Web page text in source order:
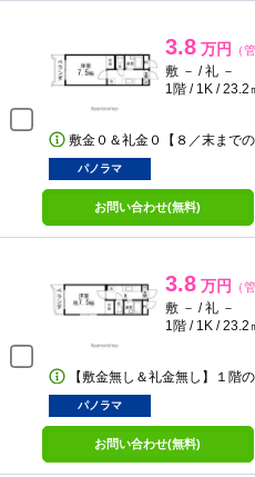
3.8 万円 （
敷 － / 礼 －
1階 / 1K / 23.2
敷金０＆礼金０【８／末まで
パノラマ
お問い合わせ(無料)
3.8 万円 （
敷 － / 礼 －
1階 / 1K / 23.2
【敷金無し＆礼金無し】１階
パノラマ
お問い合わせ(無料)